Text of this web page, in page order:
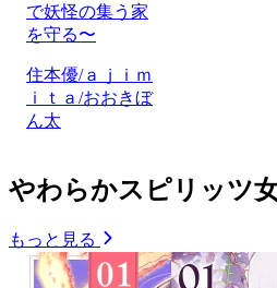
で妖怪の集う家
を守る〜
住本優/ａｊｉｍ
ｉｔａ/おおきぼ
ん太
やわらかスピリッツ
もっと見る